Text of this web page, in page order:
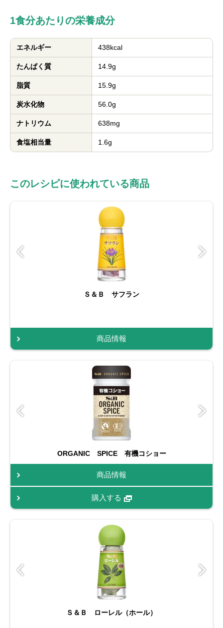
1食分あたりの栄養成分
エネルギー 438kcal
たんぱく質 14.9g
脂質 15.9g
炭水化物 56.0g
ナトリウム 638mg
食塩相当量 1.6g
このレシピに使われている商品
Ｓ＆Ｂ サフラン
商品情報
ORGANIC SPICE 有機コショー
商品情報
購入する
Ｓ＆Ｂ ローレル（ホール）